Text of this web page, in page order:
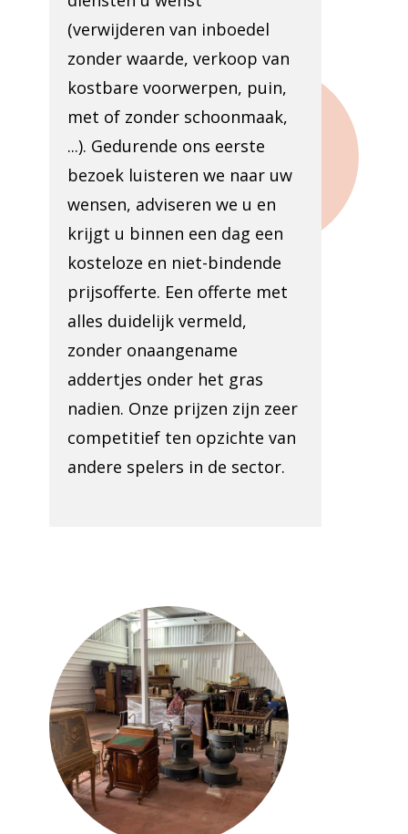
(verwijderen van inboedel
zonder waarde, verkoop van
kostbare voorwerpen, puin,
met of zonder schoonmaak,
...). Gedurende ons eerste
bezoek luisteren we naar uw
wensen, adviseren we u en
krijgt u binnen een dag een
kosteloze en niet-bindende
prijsofferte. Een offerte met
alles duidelijk vermeld,
zonder onaangename
addertjes onder het gras
nadien. Onze prijzen zijn zeer
competitief ten opzichte van
andere spelers in de sector.